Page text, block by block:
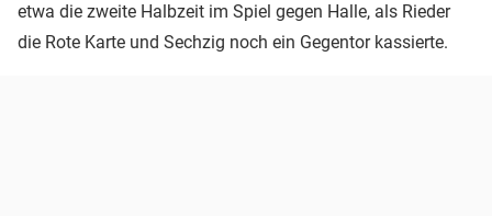
etwa die zweite Halbzeit im Spiel gegen Halle, als Rieder
die Rote Karte und Sechzig noch ein Gegentor kassierte.